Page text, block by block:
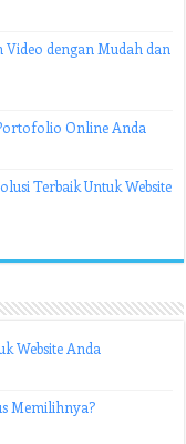
dengan Mudah dan
Online Anda
Terbaik Untuk Website
Website Anda
Memilihnya?